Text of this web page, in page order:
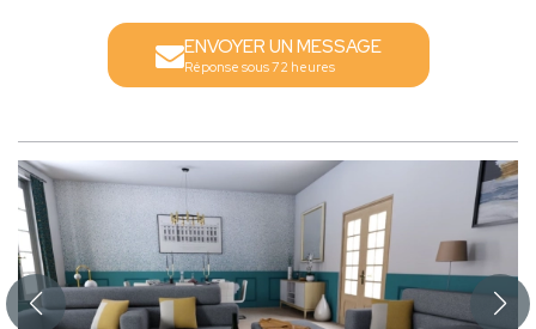
ENVOYER UN MESSAGE
Réponse sous 72 heures